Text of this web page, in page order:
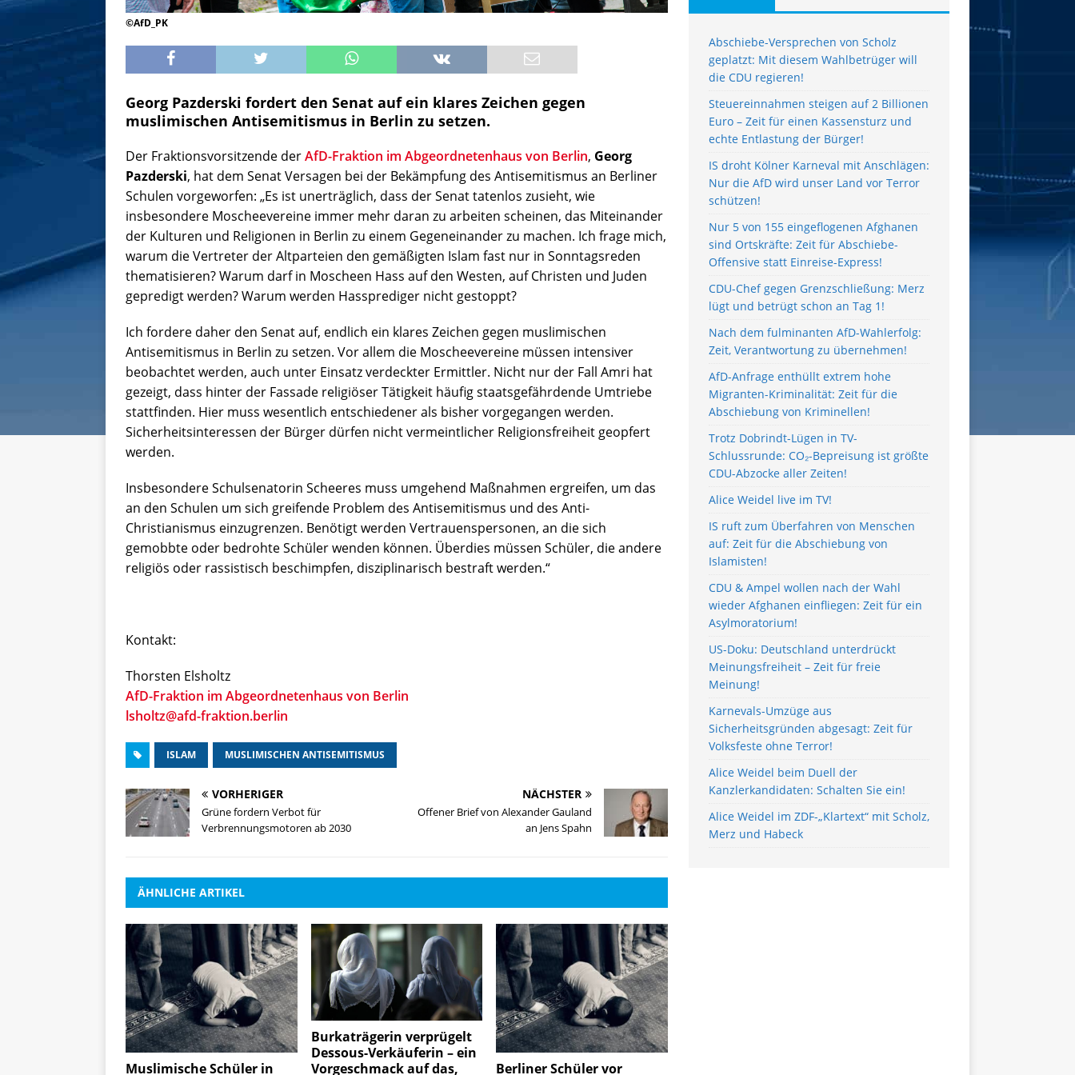
©AfD_PK
Georg Pazderski fordert den Senat auf ein klares Zeichen gegen
muslimischen Antisemitismus in Berlin zu setzen.
Der Fraktionsvorsitzende derAfD-Fraktion im Abgeordnetenhaus von Berlin, Georg
Pazderski, hat dem Senat Versagen bei der Bekämpfung des Antisemitismus an Berliner
Schulen vorgeworfen: „Es ist unerträglich, dass der Senat tatenlos zusieht, wie
insbesondere Moscheevereine immer mehr daran zu arbeiten scheinen, das Miteinander
der Kulturen und Religionen in Berlin zu einem Gegeneinander zu machen. Ich frage mich,
warum die Vertreter der Altparteien den gemäßigten Islam fast nur in Sonntagsreden
thematisieren? Warum darf in Moscheen Hass auf den Westen, auf Christen und Juden
gepredigt werden? Warum werden Hassprediger nicht gestoppt?
Ich fordere daher den Senat auf, endlich ein klares Zeichen gegen muslimischen
Antisemitismus in Berlin zu setzen. Vor allem die Moscheevereine müssen intensiver
beobachtet werden, auch unter Einsatz verdeckter Ermittler. Nicht nur der Fall Amri hat
gezeigt, dass hinter der Fassade religiöser Tätigkeit häufig staatsgefährdende Umtriebe
stattfinden. Hier muss wesentlich entschiedener als bisher vorgegangen werden.
Sicherheitsinteressen der Bürger dürfen nicht vermeintlicher Religionsfreiheit geopfert
werden.
Insbesondere Schulsenatorin Scheeres muss umgehend Maßnahmen ergreifen, um das
an den Schulen um sich greifende Problem des Antisemitismus und des Anti-
Christianismus einzugrenzen. Benötigt werden Vertrauenspersonen, an die sich
gemobbte oder bedrohte Schüler wenden können. Überdies müssen Schüler, die andere
religiös oder rassistisch beschimpfen, disziplinarisch bestraft werden.“
Kontakt:
Thorsten Elsholtz
AfD-Fraktion im Abgeordnetenhaus von Berlin
lsholtz@afd-fraktion.berlin
ISLAM MUSLIMISCHEN ANTISEMITISMUS
VORHERIGER
Grüne fordern Verbot für
Verbrennungsmotoren ab 2030
NÄCHSTER
Offener Brief von Alexander Gauland
an Jens Spahn
ÄHNLICHE ARTIKEL
Muslimische Schüler in
Burkaträgerin verprügelt
Dessous-Verkäuferin – ein
Vorgeschmack auf das,
Berliner Schüler vor
Abschiebe-Versprechen von Scholz
geplatzt: Mit diesem Wahlbetrüger will
die CDU regieren!
Steuereinnahmen steigen auf 2 Billionen
Euro – Zeit für einen Kassensturz und
echte Entlastung der Bürger!
IS droht Kölner Karneval mit Anschlägen:
Nur die AfD wird unser Land vor Terror
schützen!
Nur 5 von 155 eingeflogenen Afghanen
sind Ortskräfte: Zeit für Abschiebe-
Offensive statt Einreise-Express!
CDU-Chef gegen Grenzschließung: Merz
lügt und betrügt schon an Tag 1!
Nach dem fulminanten AfD-Wahlerfolg:
Zeit, Verantwortung zu übernehmen!
AfD-Anfrage enthüllt extrem hohe
Migranten-Kriminalität: Zeit für die
Abschiebung von Kriminellen!
Trotz Dobrindt-Lügen in TV-
Schlussrunde: CO₂-Bepreisung ist größte
CDU-Abzocke aller Zeiten!
Alice Weidel live im TV!
IS ruft zum Überfahren von Menschen
auf: Zeit für die Abschiebung von
Islamisten!
CDU & Ampel wollen nach der Wahl
wieder Afghanen einfliegen: Zeit für ein
Asylmoratorium!
US-Doku: Deutschland unterdrückt
Meinungsfreiheit – Zeit für freie
Meinung!
Karnevals-Umzüge aus
Sicherheitsgründen abgesagt: Zeit für
Volksfeste ohne Terror!
Alice Weidel beim Duell der
Kanzlerkandidaten: Schalten Sie ein!
Alice Weidel im ZDF-„Klartext“ mit Scholz,
Merz und Habeck